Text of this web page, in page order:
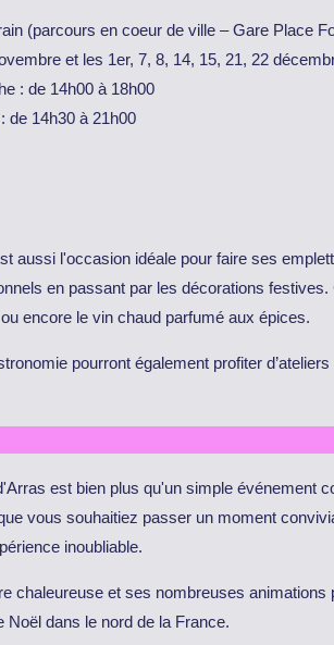
(parcours en coeur de ville – Gare Place
et les 1er, 7, 8, 14, 15, 21, 22
: de 14h00 à 18h00
de 14h30 à 21h00
aussi l'occasion idéale pour faire ses
en passant par les décorations
encore le vin chaud parfumé aux épices.
pourront également profiter
est bien plus qu'un simple événement
vous souhaitiez passer un moment
inoubliable.
chaleureuse et ses nombreuses
Noël dans le nord de la France.